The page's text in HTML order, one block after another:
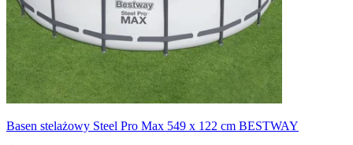
Basen stelażowy Steel Pro Max 549 x 122 cm BESTWAY